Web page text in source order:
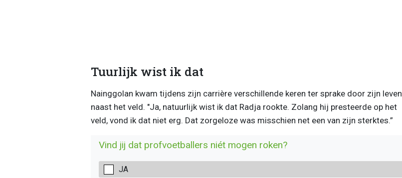
Tuurlijk wist ik dat
Nainggolan kwam tijdens zijn carrière verschillende keren ter sprake door zijn leven
naast het veld. "Ja, natuurlijk wist ik dat Radja rookte. Zolang hij presteerde op het
veld, vond ik dat niet erg. Dat zorgeloze was misschien net een van zijn sterktes.”
Vind jij dat profvoetballers niét mogen roken?
JA